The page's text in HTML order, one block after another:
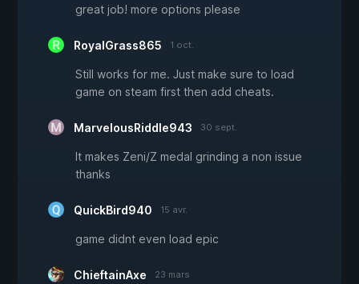
great job! more options please
RoyalGrass865 1 oct.
Still works for me. Just make sure to load
game on steam first then add cheats.
MarvelousRiddle943 30 sept.
It makes Zeni/Z medal grinding a non issue
thanks
QuickBird940 15 avr.
game didnt even load epic
ChieftainAxe 23 mars